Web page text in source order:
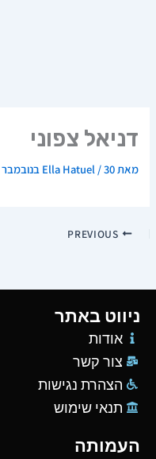
דניאל צפוני
מאת Ella Hatuel /30 בנובמבר 2025
ניווט באתר
אודות
צור קשר
הצהרת נגישות
תנאי שימוש
העמותה